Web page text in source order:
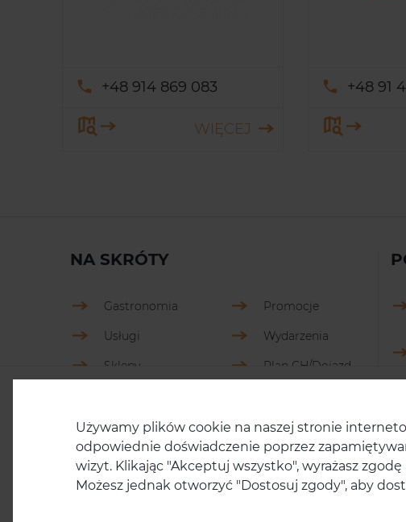
+48 914 869 083
WIĘCEJ
+48 91
NA SKRÓTY
Gastronomia
Usługi
Sklepy
Promocje
Wydarzenia
Plan CH/Dojazd
Informacje i
kontakt
Używamy plików cookie na naszej stronie
odpowiednie doświadczenie poprzez
wizyt. Klikając "Akceptuj wszystko", wyrażasz
Możesz jednak otworzyć "Dostosuj zgody", aby